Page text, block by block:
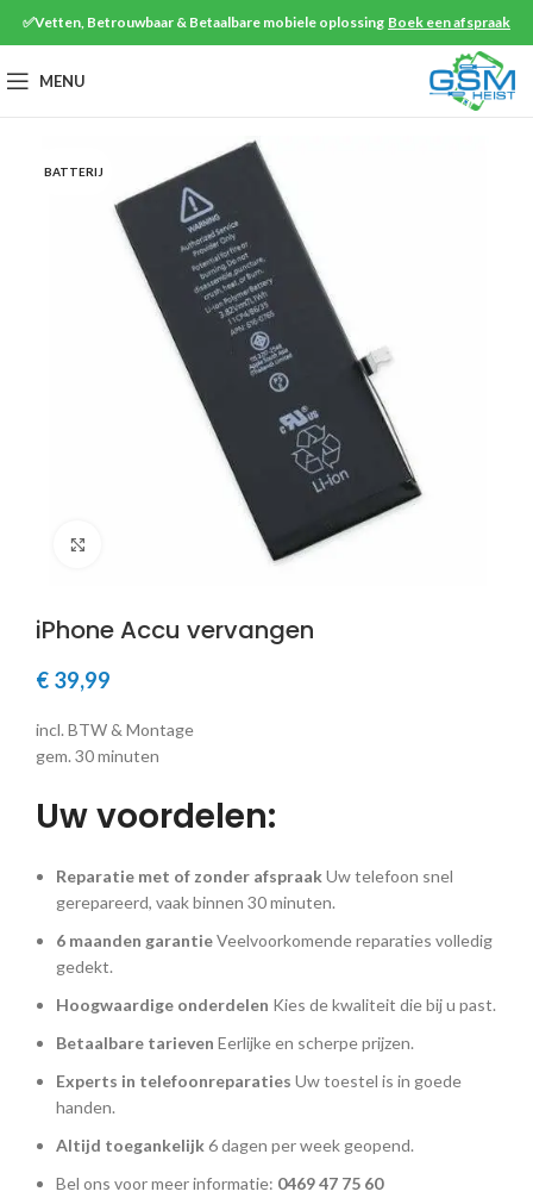
✅Vetten, Betrouwbaar & Betaalbare mobiele oplossing Boek een afspraak
MENU
BATTERIJ
iPhone Accu vervangen
€ 39,99
incl. BTW & Montage
gem. 30 minuten
Uw voordelen:
Reparatie met of zonder afspraakUw telefoon snel
gerepareerd, vaak binnen 30 minuten.
6 maanden garantieVeelvoorkomende reparaties volledig
gedekt.
Hoogwaardige onderdelen Kies de kwaliteit die bij u past.
Betaalbare tarieven Eerlijke en scherpe prijzen.
Experts in telefoonreparaties Uw toestel is in goede
handen.
Altijd toegankelijk6 dagen per week geopend.
Bel ons voor meer informatie: 0469 47 75 60